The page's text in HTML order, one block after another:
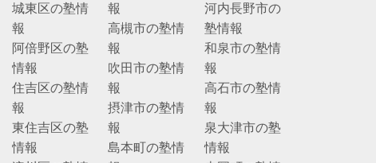
城東区の塾情
報
阿倍野区の塾
情報
住吉区の塾情
報
東住吉区の塾
情報
報
高槻市の塾情
報
吹田市の塾情
報
摂津市の塾情
報
島本町の塾情
河内長野市の
塾情報
和泉市の塾情
報
高石市の塾情
報
泉大津市の塾
情報